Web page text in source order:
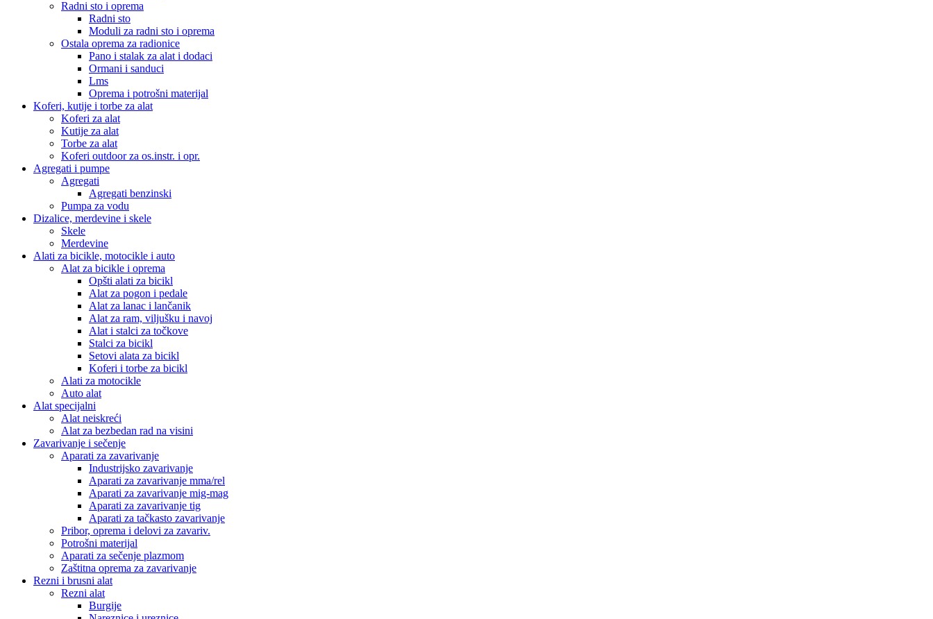
Radni sto i oprema
Radni sto
Moduli za radni sto i oprema
Ostala oprema za radionice
Pano i stalak za alat i dodaci
Ormani i sanduci
Lms
Oprema i potrošni materijal
Koferi, kutije i torbe za alat
Koferi za alat
Kutije za alat
Torbe za alat
Koferi outdoor za os.instr. i opr.
Agregati i pumpe
Agregati
Agregati benzinski
Pumpa za vodu
Dizalice, merdevine i skele
Skele
Merdevine
Alati za bicikle, motocikle i auto
Alat za bicikle i oprema
Opšti alati za bicikl
Alat za pogon i pedale
Alat za lanac i lančanik
Alat za ram, viljušku i navoj
Alat i stalci za točkove
Stalci za bicikl
Setovi alata za bicikl
Koferi i torbe za bicikl
Alati za motocikle
Auto alat
Alat specijalni
Alat neiskreći
Alat za bezbedan rad na visini
Zavarivanje i sečenje
Aparati za zavarivanje
Industrijsko zavarivanje
Aparati za zavarivanje mma/rel
Aparati za zavarivanje mig-mag
Aparati za zavarivanje tig
Aparati za tačkasto zavarivanje
Pribor, oprema i delovi za zavariv.
Potrošni materijal
Aparati za sečenje plazmom
Zaštitna oprema za zavarivanje
Rezni i brusni alat
Rezni alat
Burgije